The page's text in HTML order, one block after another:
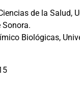
de la Salud,
Biológicas,